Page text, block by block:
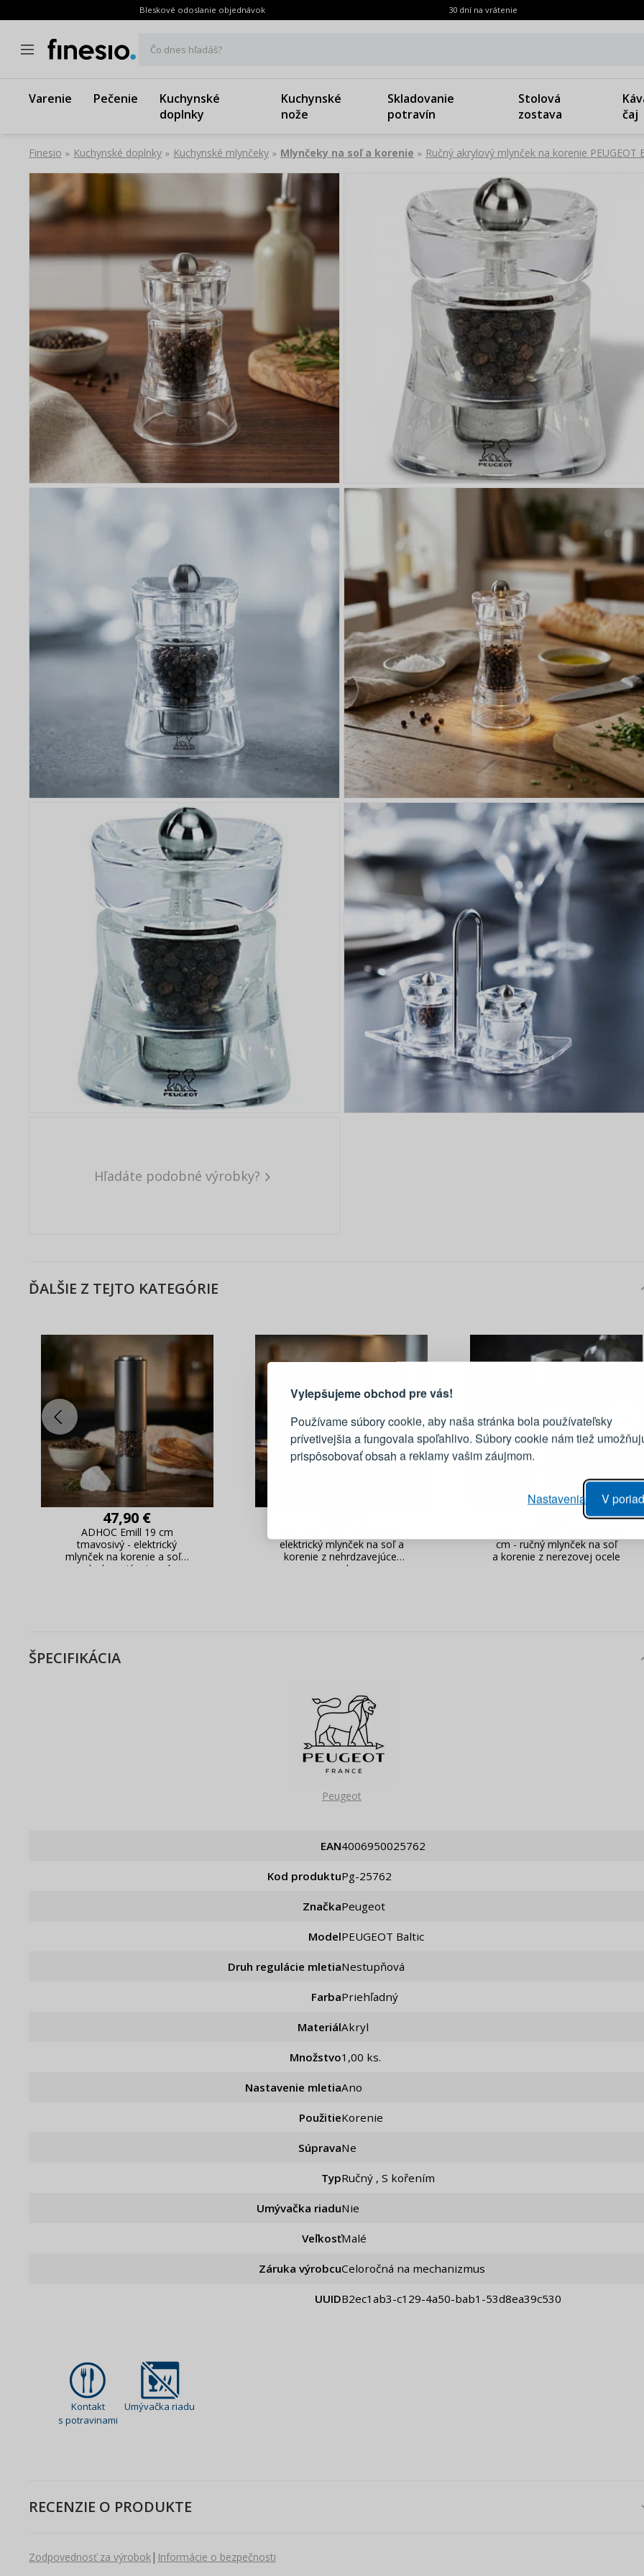
Vylepšujeme obchod pre vás!
Používame súbory cookie, aby naša stránka bola používateľsky
prívetivejšia a fungovala spoľahlivo. Súbory cookie nám tiež
prispôsobovať obsah a reklamy vašim záujmom.
V
Nastavenia
Bleskové odoslanie objednávok 30 dní na vrátenie
Čo dnes hľadáš?
Varenie Pečenie
Kuchynské
doplnky
Kuchynské
nože
Skladovanie
potravín
Stolová
zostava
čaj
Finesio » Kuchynské doplnky » Kuchynské mlynčeky » Mlynčeky na soľ a korenie » Ručný akrylový mlynček na korenie PEUGEOT
Hľadáte podobné výrobky?
ĎALŠIE Z TEJTO KATEGÓRIE
47,90 €
ADHOC Emill 19 cm
tmavosivý - elektrický
mlynček na korenie a soľ z
nehrdzavejúcej ocele
elektrický mlynček na soľ a
korenie z nehrdzavejúcej
ocele
cm - ručný mlynček na soľ
a korenie z nerezovej ocele
ŠPECIFIKÁCIA
Peugeot
EAN 4006950025762
Kod produktu pg-25762
Značka Peugeot
Model PEUGEOT Baltic
Druh regulácie mletia Nestupňová
Farba Priehľadný
Materiál Akryl
Množstvo 1,00 ks.
Nastavenie mletia ano
Použitie Korenie
Súprava ne
Typ Ručný , S kořením
Umývačka riadu Nie
Veľkosť Malé
Záruka výrobcu Celoročná na mechanizmus
UUID b2ec1ab3-c129-4a50-bab1-53d8ea39c530
Kontakt
s potravinami
Umývačka riadu
RECENZIE O PRODUKTE
Zodpovednosť za výrobok| Informácie o bezpečnosti
Tu je dôvod, prečo sa oplatí vytvoriť
účet
Živý náhľad na zmeny v objednávke
PRIHLÁSENIE
E-mail
PRIHLÁSIŤ
Pripomenutie